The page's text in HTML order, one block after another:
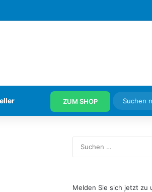
im Aquarium beginnt
ZUM SHOP
Melden Sie sich jetzt zu